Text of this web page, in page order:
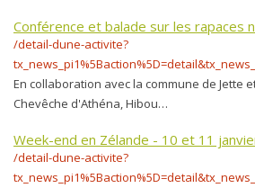
Conférence et balade sur les rapaces
/detail-dune-activite?
En collaboration avec la commune de Jette
Chevêche d'Athéna, Hibou…
Week-end en Zélande - 10 et 11
/detail-dune-activite?